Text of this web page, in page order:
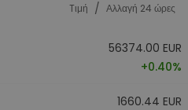
Tιμή / Αλλαγή 24 ώρες
56374.00 EUR
+0.40%
1660.44 EUR